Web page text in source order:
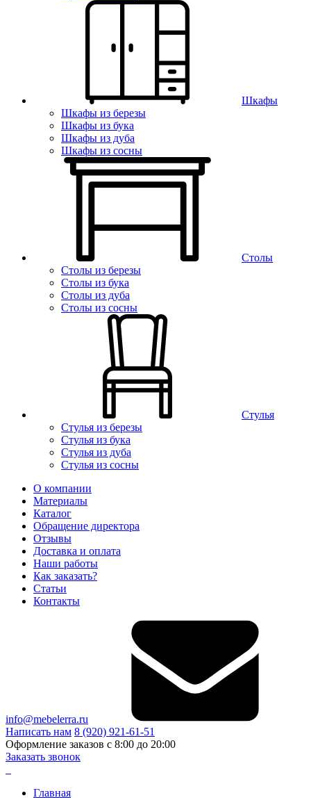
Шкафы
Шкафы из березы
Шкафы из бука
Шкафы из дуба
Шкафы из сосны
Столы
Столы из березы
Столы из бука
Столы из дуба
Столы из сосны
Стулья
Стулья из березы
Стулья из бука
Стулья из дуба
Стулья из сосны
О компании
Материалы
Каталог
Обращение директора
Отзывы
Доставка и оплата
Наши работы
Как заказать?
Статьи
Контакты
info@mebelerra.ru
Написать нам 8 (920) 921-61-51
Оформление заказов с 8:00 до 20:00
Заказать звонок
Главная